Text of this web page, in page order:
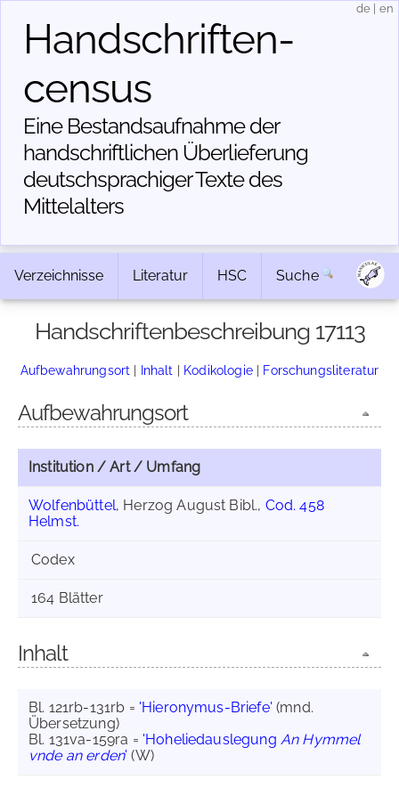
Handschriften­
census
Eine Bestandsaufnahme der
handschriftlichen Über­lieferung
deutschsprachiger Texte des
Mittelalters
de en
Verzeichnisse Literatur HSC Suche
Handschriftenbeschreibung 17113
Aufbewahrungsort | Inhalt | Kodikologie| Forschungsliteratur
Aufbewahrungsort
Institution / Art / Umfang
Wolfenbüttel, Herzog August Bibl., Cod. 458
Helmst.
Codex
164 Blätter
Inhalt
Bl. 121rb-131rb = 'Hieronymus-Briefe' (mnd.
Übersetzung)
Bl. 131va-159ra = 'Hoheliedauslegung An Hymmel
vnde an erden' (W)